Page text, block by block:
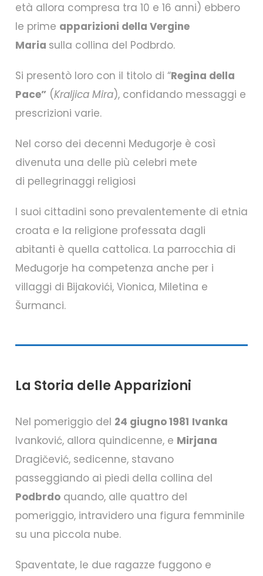
età allora compresa tra 10 e 16 anni) ebbero
le prime apparizioni della Vergine
Maria sulla collina del Podbrdo.
Si presentò loro con il titolo di “Regina della
Pace” (Kraljica Mira), confidando messaggi e
prescrizioni varie.
Nel corso dei decenni Međugorje è così
divenuta una delle più celebri mete
di pellegrinaggi religiosi
I suoi cittadini sono prevalentemente di etnia
croata e la religione professata dagli
abitanti è quella cattolica. La parrocchia di
Međugorje ha competenza anche per i
villaggi di Bijakovići, Vionica, Miletina e
Šurmanci.
La Storia delle Apparizioni
Nel pomeriggio del 24 giugno 1981 Ivanka
Ivanković, allora quindicenne, e Mirjana
Dragičević, sedicenne, stavano
passeggiando ai piedi della collina del
Podbrdo quando, alle quattro del
pomeriggio, intravidero una figura femminile
su una piccola nube.
Spaventate, le due ragazze fuggono e